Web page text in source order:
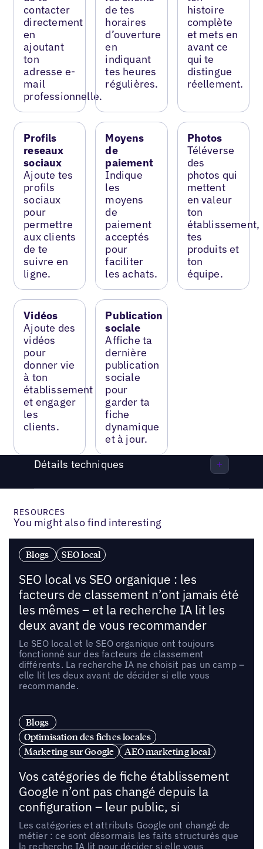
contacter
directement
en
ajoutant
ton
adresse e-
mail
professionnelle.
de tes
horaires
d’ouverture
en
indiquant
tes heures
régulières.
histoire
complète
et mets en
avant ce
qui te
distingue
réellement.
Profils
reseaux
sociaux
Ajoute tes
profils
sociaux
pour
permettre
aux clients
de te
suivre en
ligne.
Moyens
de
paiement
Indique
les
moyens
de
paiement
acceptés
pour
faciliter
les achats.
Photos
Téléverse
des
photos qui
mettent
en valeur
ton
établissement,
tes
produits et
ton
équipe.
Vidéos
Ajoute des
vidéos
pour
donner vie
à ton
établissement
et engager
les
clients.
Publication
sociale
Affiche ta
dernière
publication
sociale
pour
garder ta
fiche
dynamique
et à jour.
Détails techniques
RESOURCES
You might also find interesting
Blogs SEO local
SEO local vs SEO organique : les
facteurs de classement n’ont jamais été
les mêmes – et la recherche IA lit les
deux avant de vous recommander
Le SEO local et le SEO organique ont toujours
fonctionné sur des facteurs de classement
différents. La recherche IA ne choisit pas un camp –
elle lit les deux avant de décider si elle vous
recommande.
Blogs
Optimisation des fiches locales
Marketing sur Google
AEO marketing local
Vos catégories de fiche établissement
Google n’ont pas changé depuis la
configuration – leur public, si
Les catégories et attributs Google ont changé de
métier : ce sont désormais les faits structurés que
la recherche IA lit pour décider si elle vous